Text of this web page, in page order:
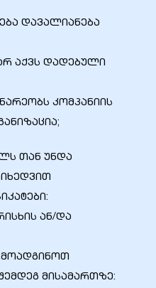
დავალიანება
აქვს დადებული
კომპანიის
თან უნდა
ან/და
მისამართზე: